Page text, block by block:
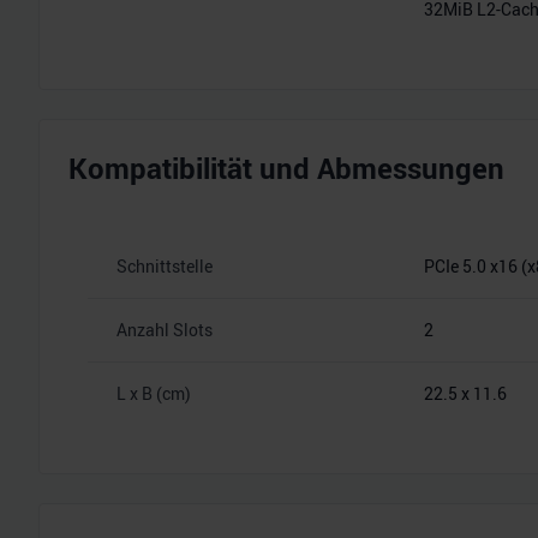
32MiB L2-
Kompatibilität und Abmessungen
Schnittstelle PCIe 5.0 x16
Anzahl Slots 2
L x B (cm) 22.5 x 11.6